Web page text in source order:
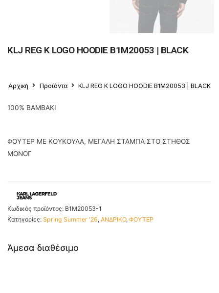
KLJ REG K LOGO HOODIE B1M20053 | BLACK
Αρχική Προϊόντα KLJ REG K LOGO HOODIE B1M20053 | BLACK
100% ΒΑΜΒΑΚΙ
ΦΟΥΤΕΡ ΜΕ ΚΟΥΚΟΥΛΑ, ΜΕΓΑΛΗ ΣΤΑΜΠΑ ΣΤΟ ΣΤΗΘΟΣ
ΜΟΝΟΓ
Κωδικός προϊόντος: B1M20053-1
Κατηγορίες: Spring Summer '26, ΑΝΔΡΙΚΟ, ΦΟΥΤΕΡ
Άμεσα διαθέσιμο